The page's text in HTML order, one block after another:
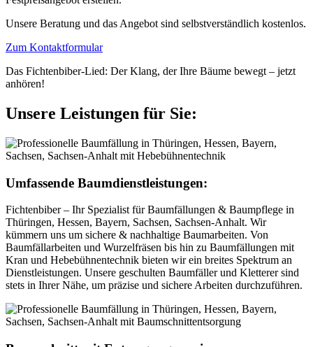
Unsere Beratung und das Angebot sind selbstverständlich kostenlos.
Zum Kontaktformular
Das Fichtenbiber-Lied: Der Klang, der Ihre Bäume bewegt – jetzt
anhören!
Unsere Leistungen für Sie:
Umfassende Baumdienstleistungen:
Fichtenbiber – Ihr Spezialist für Baumfällungen & Baumpflege in
Thüringen, Hessen, Bayern, Sachsen, Sachsen-Anhalt. Wir
kümmern uns um sichere & nachhaltige Baumarbeiten. Von
Baumfällarbeiten und Wurzelfräsen bis hin zu Baumfällungen mit
Kran und Hebebühnentechnik bieten wir ein breites Spektrum an
Dienstleistungen. Unsere geschulten Baumfäller und Kletterer sind
stets in Ihrer Nähe, um präzise und sichere Arbeiten durchzuführen.